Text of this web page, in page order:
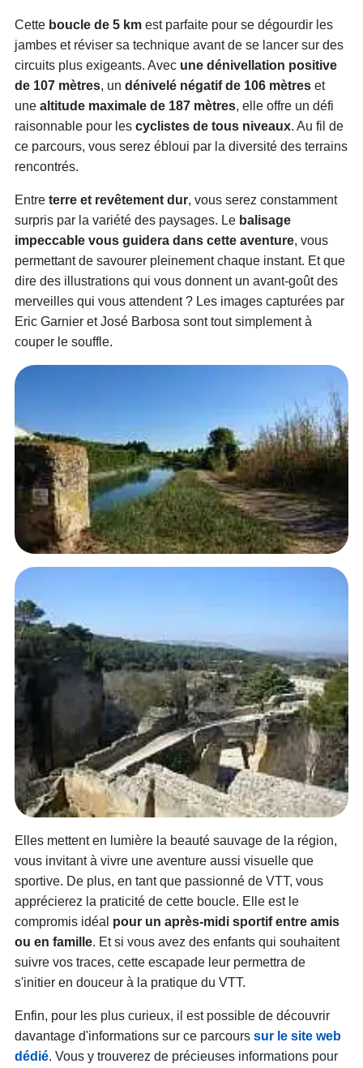
Cette boucle de 5 kmest parfaite pour se dégourdir les
jambes et réviser sa technique avant de se lancer sur des
circuits plus exigeants. Avec une dénivellation positive
de 107 mètres, un dénivelé négatif de 106 mètreset
une altitude maximale de 187 mètres, elle offre un défi
raisonnable pour les cyclistes de tous niveaux. Au fil de
ce parcours, vous serez ébloui par la diversité des terrains
rencontrés.
Entre terre et revêtement dur, vous serez constamment
surpris par la variété des paysages. Le balisage
impeccable vous guidera dans cette aventure, vous
permettant de savourer pleinement chaque instant. Et que
dire des illustrations qui vous donnent un avant-goût des
merveilles qui vous attendent ? Les images capturées par
Eric Garnier et José Barbosa sont tout simplement à
couper le souffle.
Elles mettent en lumière la beauté sauvage de la région,
vous invitant à vivre une aventure aussi visuelle que
sportive. De plus, en tant que passionné de VTT, vous
apprécierez la praticité de cette boucle. Elle est le
compromis idéal pour un après-midi sportif entre amis
ou en famille. Et si vous avez des enfants qui souhaitent
suivre vos traces, cette escapade leur permettra de
s'initier en douceur à la pratique du VTT.
Enfin, pour les plus curieux, il est possible de découvrir
davantage d'informations sur ce parcours sur le site web
dédié. Vous y trouverez de précieuses informations pour